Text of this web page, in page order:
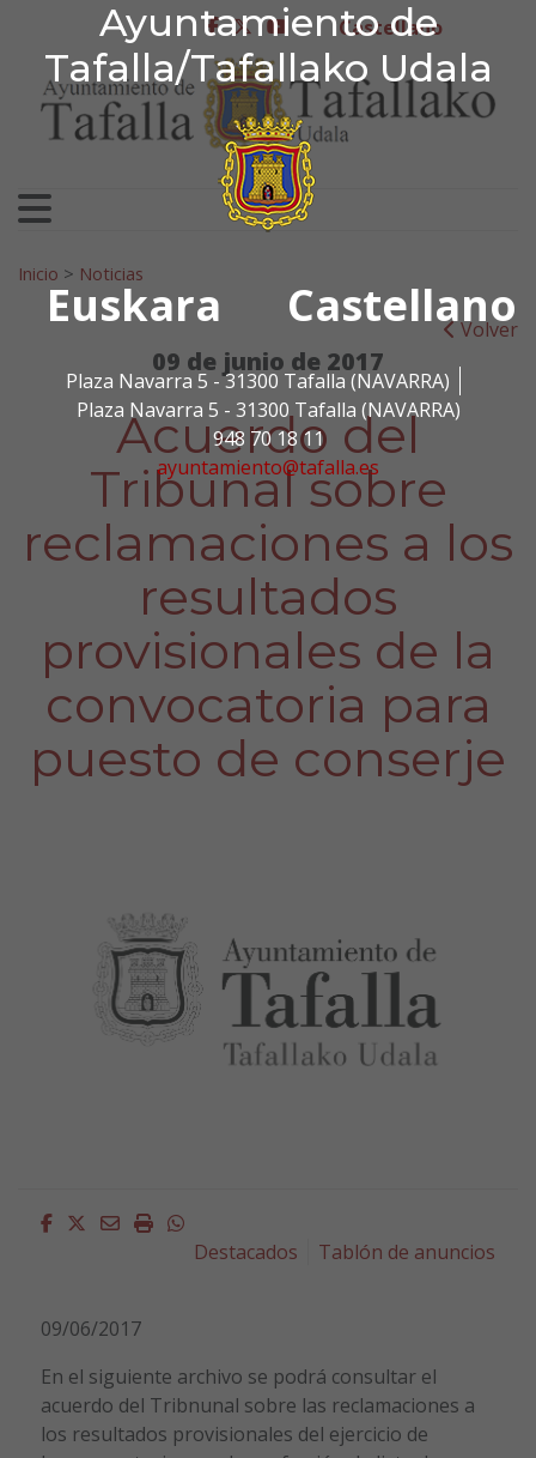
Ayuntamiento de
Tafalla/Tafallako Udala
Euskara Castellano
Plaza Navarra 5 - 31300 Tafalla (NAVARRA)
Plaza Navarra 5 - 31300 Tafalla (NAVARRA)
948 70 18 11
ayuntamiento@tafalla.es
Ir al contenido
Ayuntamiento de
facebook
twitter
youtubeCastellano
Search for:
Inicio > Noticias
Volver
09 de junio de 2017
Acuerdo del
Tribunal sobre
reclamaciones a los
resultados
provisionales de la
convocatoria para
puesto de conserje
Facebook
Twitter
EmailImprimirWhatsapp
Destacados
Tablón de anuncios
09/06/2017
En el siguiente archivo se podrá consultar el
acuerdo del Tribnunal sobre las reclamaciones a
los resultados provisionales del ejercicio de